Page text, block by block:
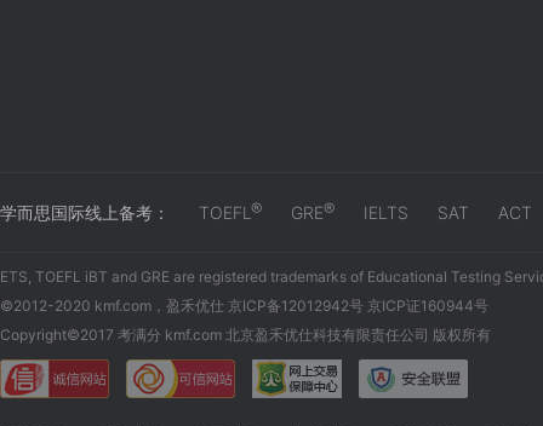
学而思国际线上备考： TOEFL ® GRE® IELTS SAT ACT
ETS, TOEFL iBT and GRE are registered trademarks of Educational Testing
©2012-2020 kmf.com，盈禾优仕 京ICP备12012942号 京ICP证160944号
Copyright©2017 考满分 kmf.com 北京盈禾优仕科技有限责任公司 版权所有